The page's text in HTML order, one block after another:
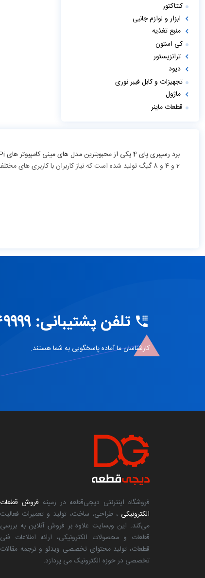
کنتاکتور
ابزار و لوازم جانبی
منبع تغذیه
کی استون
ترانزیستور
دیود
تجهیزات و کابل فیبر نوری
ماژول
قطعات ماینر
2 و 4 و 8 گیگ تولید شده است که نیاز کاربران با کاربری های مختلف را تامین کند.
تلفن پشتیبانی: ۵۸۱۴۹۹۹۹ ۰۲۱
کارشناسان ما آماده پاسخگویی به شما هستند.
فروشگاه اینترنتی دیجی‌قطعه در زمینه فروش قطعات
الکترونیکی ، طراحی، ساخت، تولید و تعمیرات فعالیت
می‌کند. این وبسایت علاوه بر فروش آنلاین به بررسی
قطعات و محصولات الکترونیکی، ارائه اطلاعات فنی
قطعات، تولید محتوای تخصصی ویدئو و ترجمه مقالات
تخصصی در حوزه الکترونیک می پردازد.